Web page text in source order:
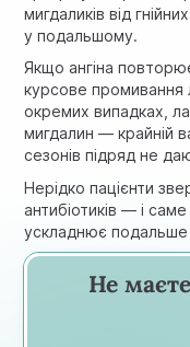
мигдаликів від
у подальшому.
Якщо ангіна
курсове промивання
окремих випадках,
мигдалин — крайній
сезонів підряд не
Нерідко пацієнти
антибіотиків — і
ускладнює подальше
Не